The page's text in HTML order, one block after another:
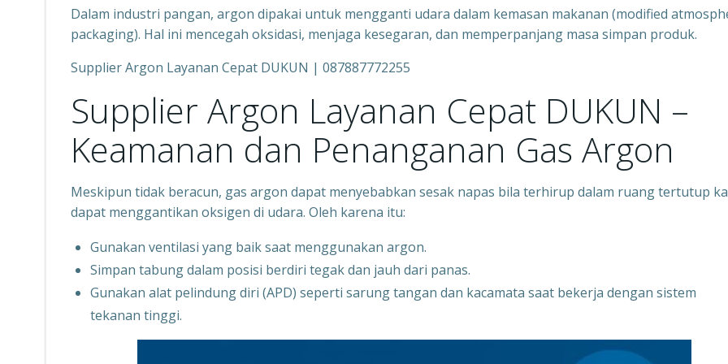
Dalam industri pangan, argon dipakai untuk mengganti udara dalam kemasan makanan (modified
packaging). Hal ini mencegah oksidasi, menjaga kesegaran, dan memperpanjang masa simpan produk.
Supplier Argon Layanan Cepat DUKUN | 087887772255
Supplier Argon Layanan Cepat DUKUN –
Keamanan dan Penanganan Gas Argon
Meskipun tidak beracun, gas argon dapat menyebabkan sesak napas bila terhirup dalam ruang tertutup
dapat menggantikan oksigen di udara. Oleh karena itu:
Gunakan ventilasi yang baik saat menggunakan argon.
Simpan tabung dalam posisi berdiri tegak dan jauh dari panas.
Gunakan alat pelindung diri (APD) seperti sarung tangan dan kacamata saat bekerja dengan sistem
tekanan tinggi.